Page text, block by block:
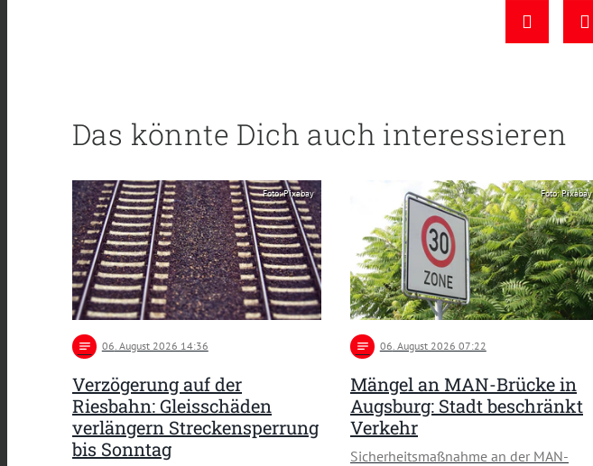
Das könnte Dich auch interessieren
Foto: Pixabay
notes 06. August 2026 14:36
Verzögerung auf der
Riesbahn: Gleisschäden
verlängern Streckensperrung
bis Sonntag
Foto: Pixabay
notes 06. August 2026 07:22
Mängel an MAN-Brücke in
Augsburg: Stadt beschränkt
Verkehr
Sicherheitsmaßnahme an der MAN-